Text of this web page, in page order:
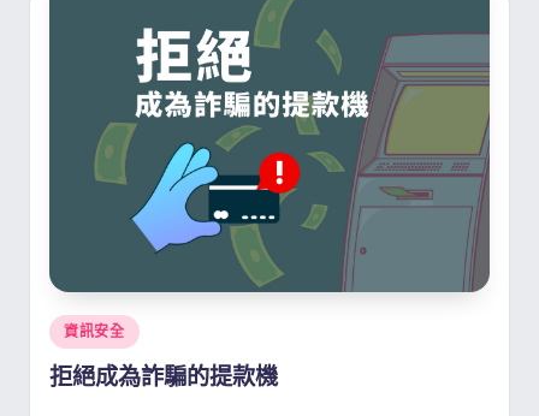
Posted
in
資訊安全
拒絕成為詐騙的提款機